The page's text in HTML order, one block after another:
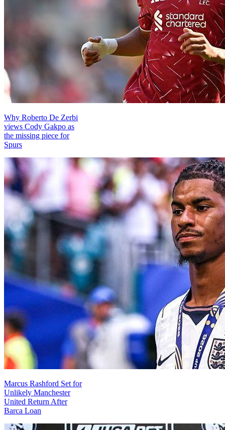
Why Roberto De Zerbi
views Cody Gakpo as
the missing piece for
Spurs
Marcus Rashford Set for
Unlikely Manchester
United Return After
Barca Loan